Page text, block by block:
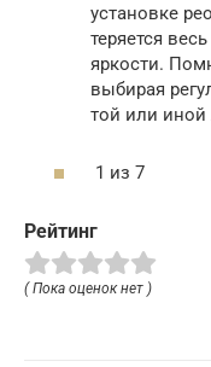
установке
теряется
яркости.
выбирая
той или
1 из 7
Рейтинг
( Пока оценок нет )